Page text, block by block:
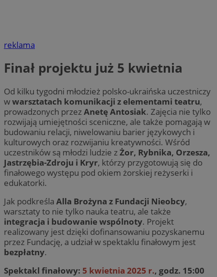
reklama
Finał projektu już 5 kwietnia
Od kilku tygodni młodzież polsko-ukraińska uczestniczy
wwarsztatach komunikacji z elementami teatru,
prowadzonych przezAnetę Antosiak. Zajęcia nie tylko
rozwijają umiejętności sceniczne, ale także pomagają w
budowaniu relacji, niwelowaniu barier językowych i
kulturowych oraz rozwijaniu kreatywności. Wśród
uczestników są młodzi ludzie zŻor, Rybnika, Orzesza,
Jastrzębia-Zdroju i Kryr, którzy przygotowują się do
finałowego występu pod okiem żorskiej reżyserki i
edukatorki.
Jak podkreśla Alla Brożyna z Fundacji Nieobcy,
warsztaty to nie tylko nauka teatru, ale także
integracja i budowanie wspólnoty. Projekt
realizowany jest dzięki dofinansowaniu pozyskanemu
przez Fundację, a udział w spektaklu finałowym jest
bezpłatny.
Spektakl finałowy: 5 kwietnia 2025 r., godz. 15:00